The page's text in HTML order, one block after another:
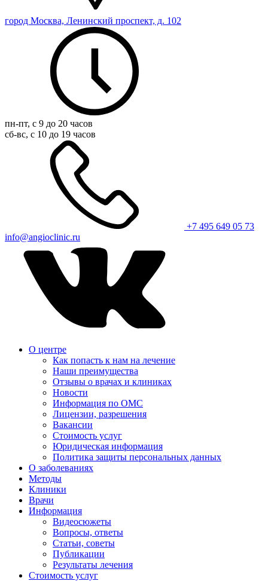
город Москва, Ленинский проспект, д. 102
пн-пт, с 9 до 20 часов
сб-вс, с 10 до 19 часов
+7 495 649 05 73
info@angioclinic.ru
О центре
Как попасть к нам на лечение
Наши преимущества
Отзывы о врачах и клиниках
Новости
Информация по ОМС
Лицензии, разрешения
Вакансии
Стоимость услуг
Юридическая информация
Политика защиты персональных данных
О заболеваниях
Методы
Клиники
Врачи
Информация
Видеосюжеты
Вопросы, ответы
Статьи, советы
Публикации
Результаты лечения
Стоимость услуг